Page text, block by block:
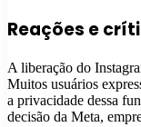
Reações e
A liberação do
Muitos usuários
a privacidade dessa
decisão da Meta,